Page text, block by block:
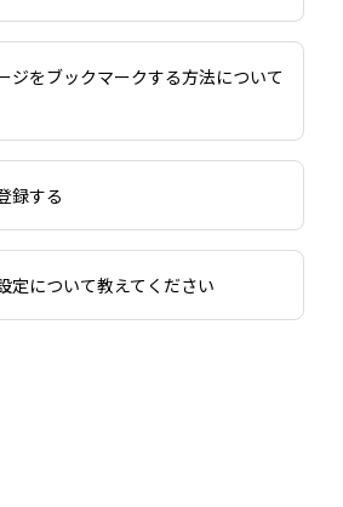
ジをブックマークする方法について
録する
定について教えてください